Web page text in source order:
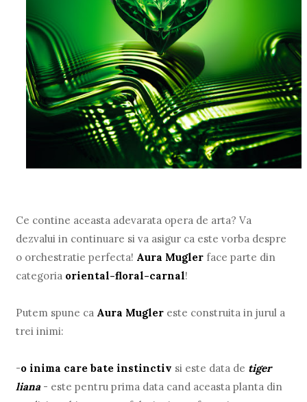
Ce contine aceasta adevarata opera de arta? Va
dezvalui in continuare si va asigur ca este vorba despre
o orchestratie perfecta! Aura Mugler face parte din
categoria oriental-floral-carnal!
Putem spune ca Aura Mugler este construita in jurul a
trei inimi:
-o inima care bate instinctiv si este data de tiger
liana - este pentru prima data cand aceasta planta din